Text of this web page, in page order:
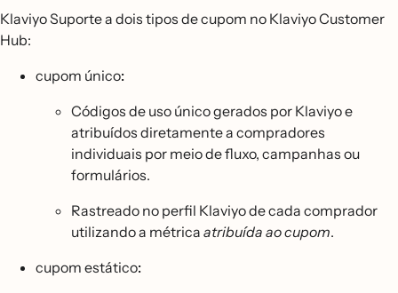
Klaviyo Suporte a dois tipos de cupom no Klaviyo Customer
Hub:
cupom único:
Códigos de uso único gerados por Klaviyo e
atribuídos diretamente a compradores
individuais por meio de fluxo, campanhas ou
formulários.
Rastreado no perfil Klaviyo de cada comprador
utilizando a métrica atribuída ao cupom.
cupom estático: